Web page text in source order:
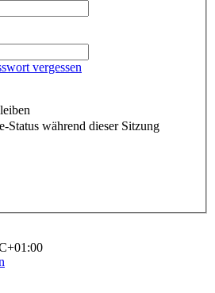
vergessen
Status während dieser Sitzung